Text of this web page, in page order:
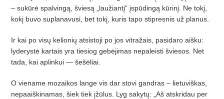
– sukūrė spalvingą, šviesą „laužiantį“ įspūdingą kūrinį. Ne tokį,
kokį buvo suplanavusi, bet tokį, kuris tapo stipresnis už planus.
Ir kai po visų kelionių atsistoji po jos vitražais, pasidaro aišku:
lyderystė kartais yra tiesiog gebėjimas nepaleisti šviesos. Net
tada, kai aplinkui — šešėliai.
O viename mozaikos lange vis dar stovi gandras – lietuviškas,
nepaaiškinamas, šiek tiek įžūlus. Lyg sakytų: „Aš atskridau per